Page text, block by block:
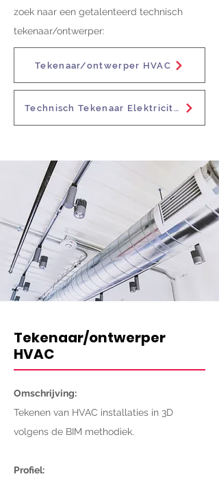
zoek naar een getalenteerd technisch
tekenaar/ontwerper:
Tekenaar/ontwerper HVAC
Technisch Tekenaar Elektriciteit
Tekenaar/ontwerper
HVAC
Omschrijving:
Tekenen van HVAC installaties in 3D
volgens de BIM methodiek.
Profiel: